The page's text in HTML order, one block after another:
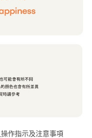
作指示及注意事項